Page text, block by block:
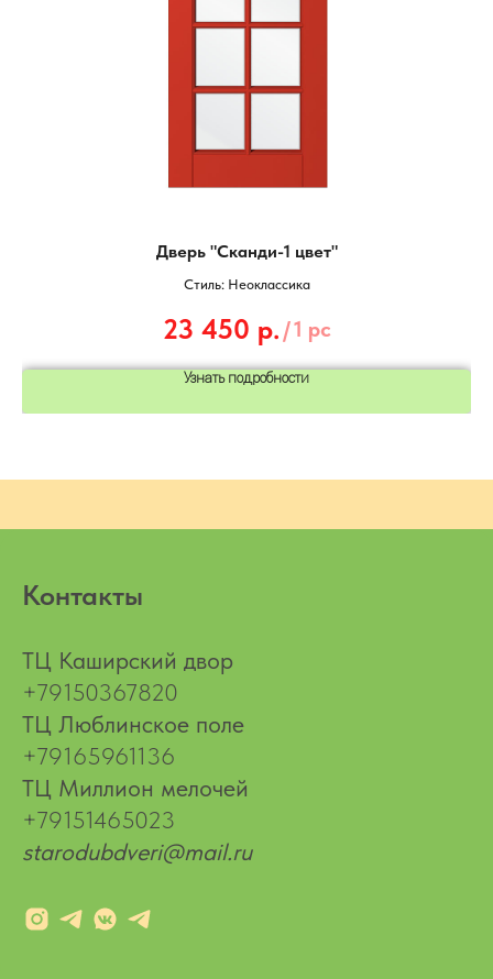
Дверь "Сканди-1 цвет"
Стиль: Неоклассика
23 450 р. /1 pc
Узнать подробности
Контакты
ТЦ Каширский двор
+79150367820
ТЦ Люблинское поле
+79165961136
ТЦ Миллион мелочей
+79151465023
starodubdveri@mail.ru